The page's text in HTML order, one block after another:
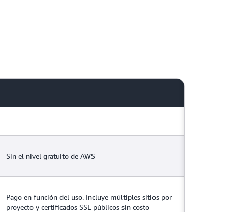
Sin el nivel gratuito de AWS
Pago en función del uso. Incluye múltiples sitios por
proyecto y certificados SSL públicos sin costo